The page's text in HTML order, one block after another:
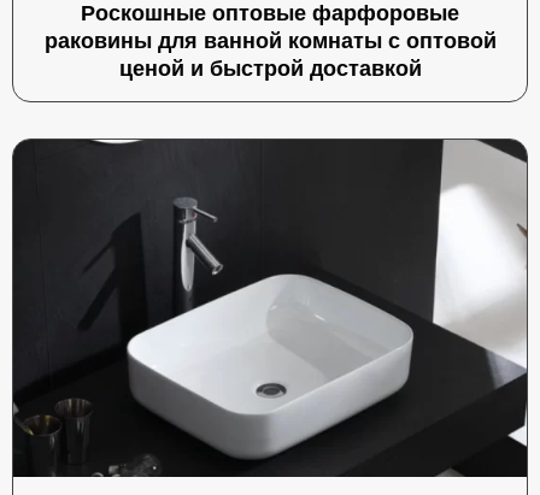
Роскошные оптовые фарфоровые
раковины для ванной комнаты с оптовой
ценой и быстрой доставкой